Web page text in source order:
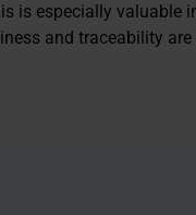
is especially valuable
and traceability